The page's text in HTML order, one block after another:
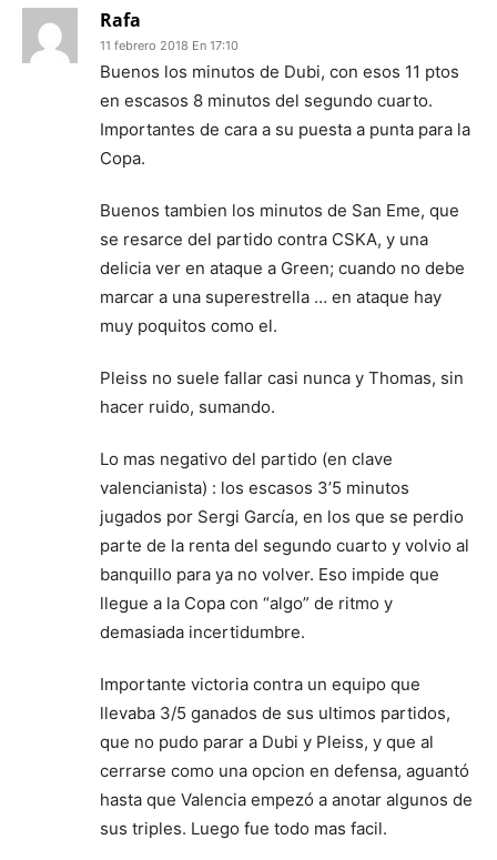
Rafa
11 febrero 2018 En 17:10
Buenos los minutos de Dubi, con esos 11 ptos
en escasos 8 minutos del segundo cuarto.
Importantes de cara a su puesta a punta para la
Copa.
Buenos tambien los minutos de San Eme, que
se resarce del partido contra CSKA, y una
delicia ver en ataque a Green; cuando no debe
marcar a una superestrella … en ataque hay
muy poquitos como el.
Pleiss no suele fallar casi nunca y Thomas, sin
hacer ruido, sumando.
Lo mas negativo del partido (en clave
valencianista) : los escasos 3’5 minutos
jugados por Sergi García, en los que se perdio
parte de la renta del segundo cuarto y volvio al
banquillo para ya no volver. Eso impide que
llegue a la Copa con “algo” de ritmo y
demasiada incertidumbre.
Importante victoria contra un equipo que
llevaba 3/5 ganados de sus ultimos partidos,
que no pudo parar a Dubi y Pleiss, y que al
cerrarse como una opcion en defensa, aguantó
hasta que Valencia empezó a anotar algunos de
sus triples. Luego fue todo mas facil.